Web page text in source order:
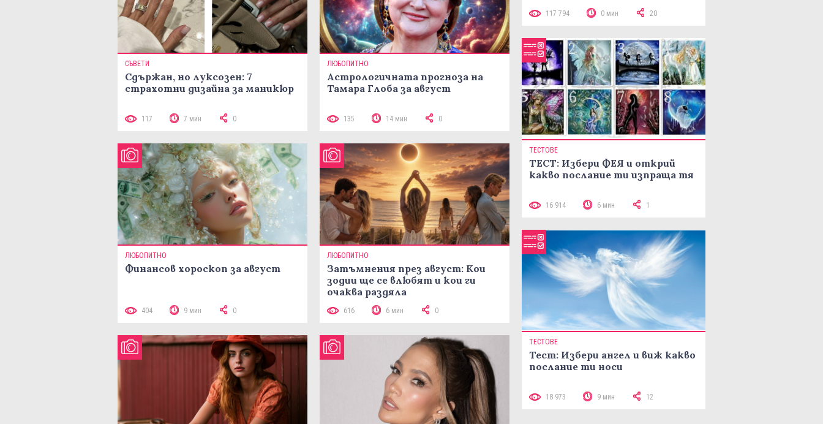
СЪВЕТИ
Сдържан, но луксозен: 7
страхотни дизайна за маникюр
117 7 мин 0
ЛЮБОПИТНО
Астрологичната прогноза на
Тамара Глоба за август
135 14 мин 0
ЛЮБОПИТНО
Финансов хороскоп за август
404 9 мин 0
ЛЮБОПИТНО
Затъмнения през август: Кои
зодии ще се влюбят и кои ги
очаква раздяла
616 6 мин 0
117 794 0 мин 20
ТЕСТОВЕ
ТЕСТ: Избери ФЕЯ и открий
какво послание ти изпраща тя
16 914 6 мин 1
ТЕСТОВЕ
Тест: Избери ангел и виж какво
послание ти носи
18 973 9 мин 12